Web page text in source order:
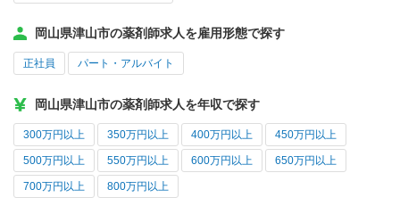
岡山県津山市の薬剤師求人を雇用形態で探す
正社員 パート・アルバイト
岡山県津山市の薬剤師求人を年収で探す
300万円以上 350万円以上 400万円以上 450万円以上
500万円以上 550万円以上 600万円以上 650万円以上
700万円以上 800万円以上